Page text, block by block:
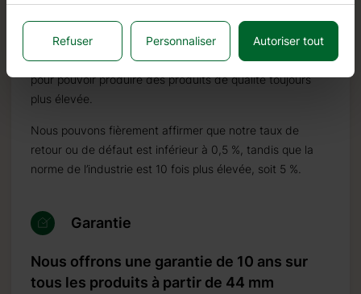
moisissure et aux insectes.
En plus des investissements dans le bois, nous
continuons à investir dans des machines automatiques
pour pouvoir produire des produits de qualité toujours
plus élevée.
Nous pouvons fièrement affirmer que notre taux de
retour ou de défaut est inférieur à 0,5 %, tandis que la
norme de l’industrie est 10 fois plus élevée, soit 5 %.
Garantie
Nous offrons une garantie de 10 ans sur
tous les produits à partir de 44 mm
Refuser Personnaliser Autoriser tout